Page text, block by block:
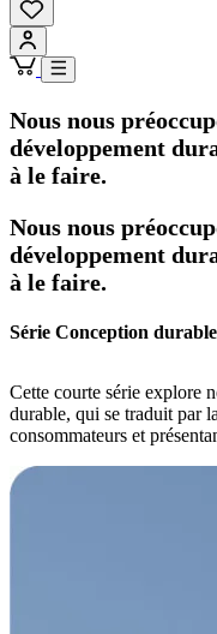
Nous nous
développement
à le faire.
Nous nous
développement
à le faire.
Série Conception durable
Cette courte série explore
durable, qui se traduit par
consommateurs et